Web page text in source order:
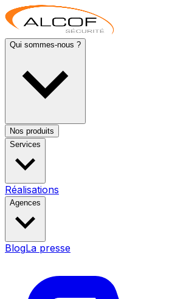
Qui sommes-nous ?
Nos produits
Services
Réalisations
Agences
BlogLa presse